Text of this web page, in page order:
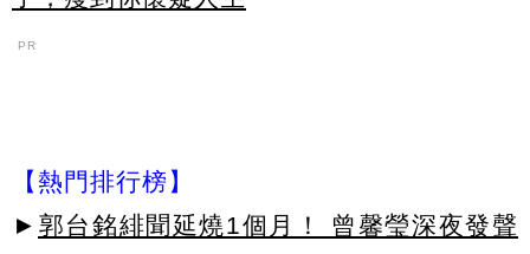
PR
【熱門排行榜】
► 郭台銘緋聞延燒1個月！ 曾馨瑩深夜發聲